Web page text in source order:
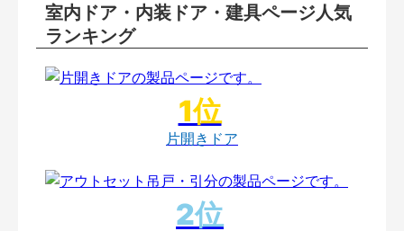
室内ドア・内装ドア・建具ページ人気
ランキング
片開きドア